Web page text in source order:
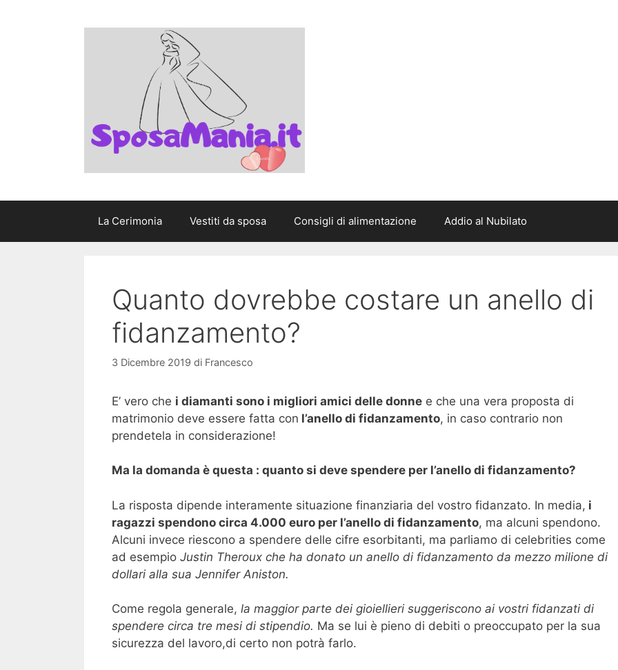
La Cerimonia Vestiti da sposa Consigli di alimentazione Addio al Nubilato
Quanto dovrebbe costare un anello di
fidanzamento?
3 Dicembre 2019 di Francesco
E’ vero che i diamanti sono i migliori amici delle donne e che una vera proposta di
matrimonio deve essere fatta con l’anello di fidanzamento, in caso contrario non
prendetela in considerazione!
Ma la domanda è questa : quanto si deve spendere per l’anello di fidanzamento?
La risposta dipende interamente situazione finanziaria del vostro fidanzato. In media, i
ragazzi spendono circa 4.000 euro per l’anello di fidanzamento, ma alcuni spendono.
Alcuni invece riescono a spendere delle cifre esorbitanti, ma parliamo di celebrities come
ad esempio Justin Theroux che ha donato un anello di fidanzamento da mezzo milione di
dollari alla sua Jennifer Aniston.
Come regola generale, la maggior parte dei gioiellieri suggeriscono ai vostri fidanzati di
spendere circa tre mesi di stipendio. Ma se lui è pieno di debiti o preoccupato per la sua
sicurezza del lavoro,di certo non potrà farlo.